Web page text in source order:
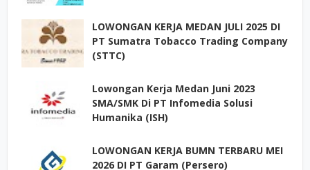
LOWONGAN KERJA MEDAN JULI 2025 DI
PT Sumatra Tobacco Trading Company
(STTC)
Lowongan Kerja Medan Juni 2023
SMA/SMK Di PT Infomedia Solusi
Humanika (ISH)
LOWONGAN KERJA BUMN TERBARU MEI
2026 DI PT Garam (Persero)